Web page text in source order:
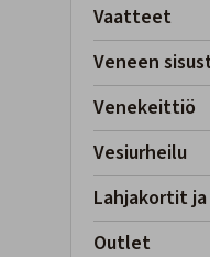
Vaatteet
Veneen
Venekeittiö
Vesiurheilu
Lahjakortit
Outlet